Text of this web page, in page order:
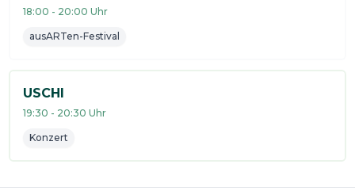
18:00 - 20:00 Uhr
ausARTen-Festival
USCHI
19:30 - 20:30 Uhr
Konzert